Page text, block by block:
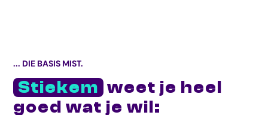
... DIE BASIS MIST.
Stiekem weet je heel
goed wat je wil: